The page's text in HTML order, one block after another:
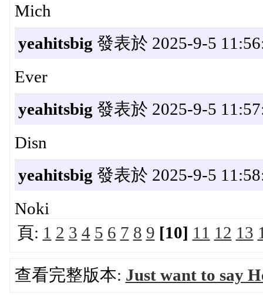
Mich
yeahitsbig 發表於 2025-9-5
Ever
yeahitsbig 發表於 2025-9-5
Disn
yeahitsbig 發表於 2025-9-5
Noki
頁: 1 2 3 4 5 6 7 8 9 [10] 11 12 13
查看完整版本: Just want to say